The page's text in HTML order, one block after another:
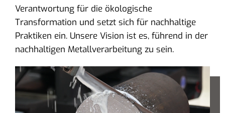
Verantwortung für die ökologische
Transformation und setzt sich für nachhaltige
Praktiken ein. Unsere Vision ist es, führend in der
nachhaltigen Metallverarbeitung zu sein.